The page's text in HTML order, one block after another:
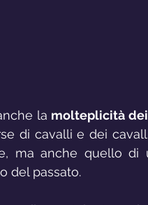
la molteplicità
di cavalli e dei
ma anche quello
del passato.